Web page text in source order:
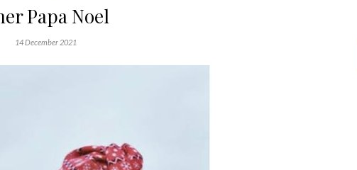
Papa Noel
14 December 2021